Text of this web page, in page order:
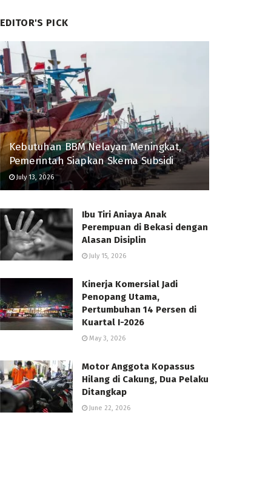
EDITOR'S PICK
Kebutuhan BBM Nelayan Meningkat,
Pemerintah Siapkan Skema Subsidi
July 13, 2026
Ibu Tiri Aniaya Anak
Perempuan di Bekasi dengan
Alasan Disiplin
July 15, 2026
Kinerja Komersial Jadi
Penopang Utama,
Pertumbuhan 14 Persen di
Kuartal I-2026
May 3, 2026
Motor Anggota Kopassus
Hilang di Cakung, Dua Pelaku
Ditangkap
June 22, 2026